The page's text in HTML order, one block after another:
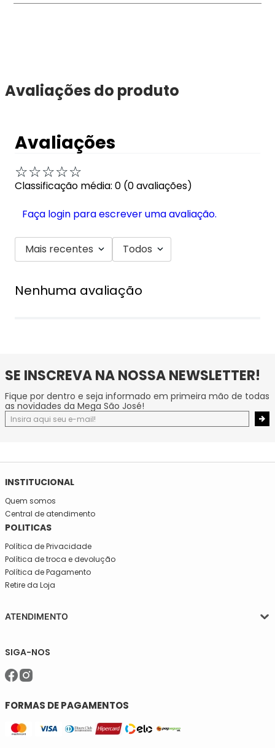
Avaliações do produto
Avaliações
☆☆☆☆☆
Classificação média: 0 (0 avaliações)
Faça login para escrever uma avaliação.
Mais recentes Todos
Nenhuma avaliação
SE INSCREVA NA NOSSA NEWSLETTER!
Fique por dentro e seja informado em primeira mão de todas
as novidades da Mega São José!
INSTITUCIONAL
Quem somos
Central de atendimento
POLITICAS
Política de Privacidade
Política de troca e devolução
Política de Pagamento
Retire da Loja
ATENDIMENTO
Sexta, das 08:30 às 16h30.
Telefone: (11)5627-7800
WhatsApp: (11)94238-1925
sac@meiassaojose.com.br
SIGA-NOS
FORMAS DE PAGAMENTOS